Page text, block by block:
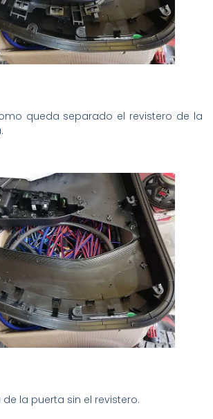
queda separado el revistero de la
la puerta sin el revistero.